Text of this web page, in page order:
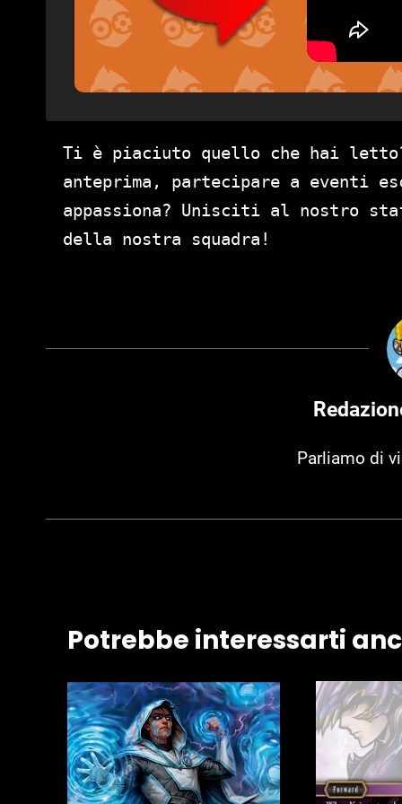
Ti è piaciuto quello che hai
anteprima, partecipare a eventi
appassiona? Unisciti al nostro
della nostra squadra!
Parliamo di
Potrebbe interessarti